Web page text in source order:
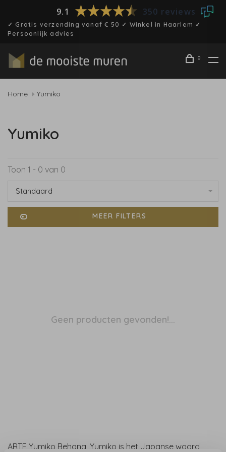
9.1 350 reviews
✓ Gratis verzending vanaf € 50 ✓ Winkel in Haarlem ✓
Persoonlijk advies
0
Home Yumiko
Yumiko
Toon 1 - 0 van 0
Standaard
MEER FILTERS
Geen producten gevonden!...
ARTE Yumiko Behang, Yumiko is het Japanse woord